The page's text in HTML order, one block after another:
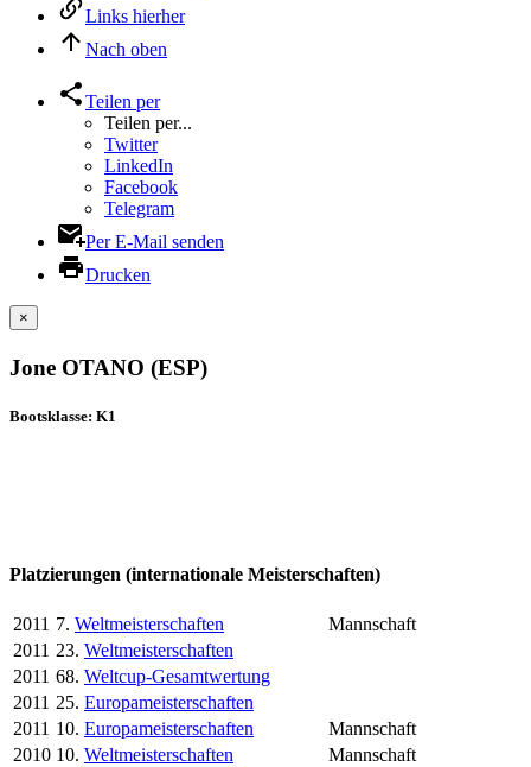
Links hierher
Nach oben
Teilen per
Teilen per...
Twitter
LinkedIn
Facebook
Telegram
Per E-Mail senden
Drucken
×
Jone OTANO (ESP)
Bootsklasse: K1
Platzierungen (internationale Meisterschaften)
2011 7. Weltmeisterschaften
Mannschaft
2011 23. Weltmeisterschaften
2011 68. Weltcup-Gesamtwertung
2011 25. Europameisterschaften
2011 10. Europameisterschaften
Mannschaft
2010 10. Weltmeisterschaften
Mannschaft